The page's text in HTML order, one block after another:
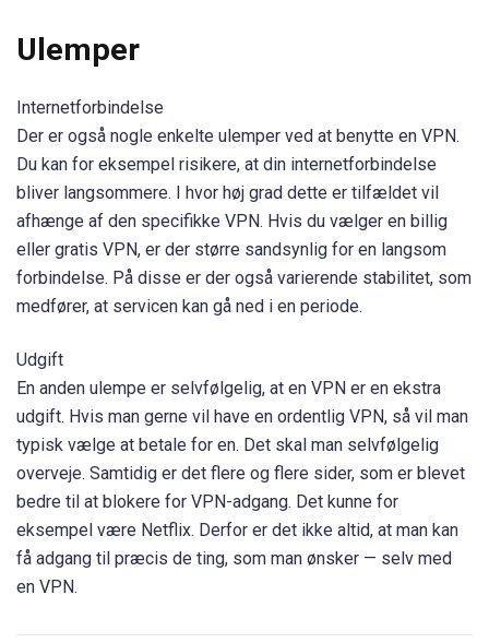
Ulemper
Internetforbindelse
Der er også nogle enkelte ulemper ved at benytte en VPN.
Du kan for eksempel risikere, at din internetforbindelse
bliver langsommere. I hvor høj grad dette er tilfældet vil
afhænge af den specifikke VPN. Hvis du vælger en billig
eller gratis VPN, er der større sandsynlig for en langsom
forbindelse. På disse er der også varierende stabilitet, som
medfører, at servicen kan gå ned i en periode.
Udgift
En anden ulempe er selvfølgelig, at en VPN er en ekstra
udgift. Hvis man gerne vil have en ordentlig VPN, så vil man
typisk vælge at betale for en. Det skal man selvfølgelig
overveje. Samtidig er det flere og flere sider, som er blevet
bedre til at blokere for VPN-adgang. Det kunne for
eksempel være Netflix. Derfor er det ikke altid, at man kan
få adgang til præcis de ting, som man ønsker — selv med
en VPN.